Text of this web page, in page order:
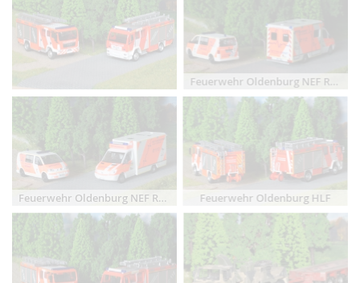
Feuerwehr Oldenburg NEF RTW
Feuerwehr Oldenburg NEF RTW Feuerwehr Oldenburg HLF